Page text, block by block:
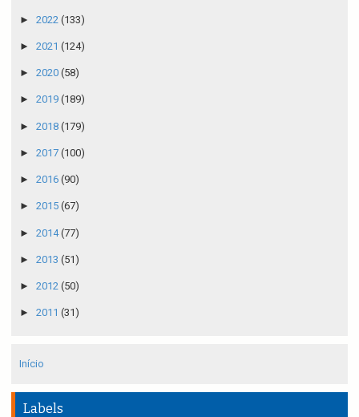
► 2022 (133)
► 2021 (124)
► 2020 (58)
► 2019 (189)
► 2018 (179)
► 2017 (100)
► 2016 (90)
► 2015 (67)
► 2014(77)
► 2013 (51)
► 2012 (50)
► 2011 (31)
Início
Labels